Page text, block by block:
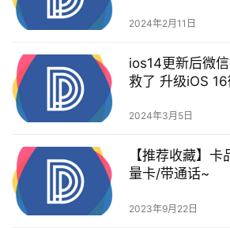
2024年2月11日
ios14更新后微
救了 升级iOS 16
2024年3月5日
【推荐收藏】
量卡/带通话~
2023年9月22日